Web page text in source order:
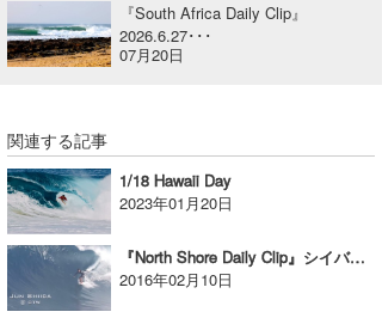
『South Africa Daily Clip』
2026.6.27･･･
07月20日
関連する記事
1/18 Hawaii Day
2023年01月20日
『North Shore Daily Clip』シイバジュン＠オフザの映像
2016年02月10日
KOBU
MIN
mitz
OYZ
S.K